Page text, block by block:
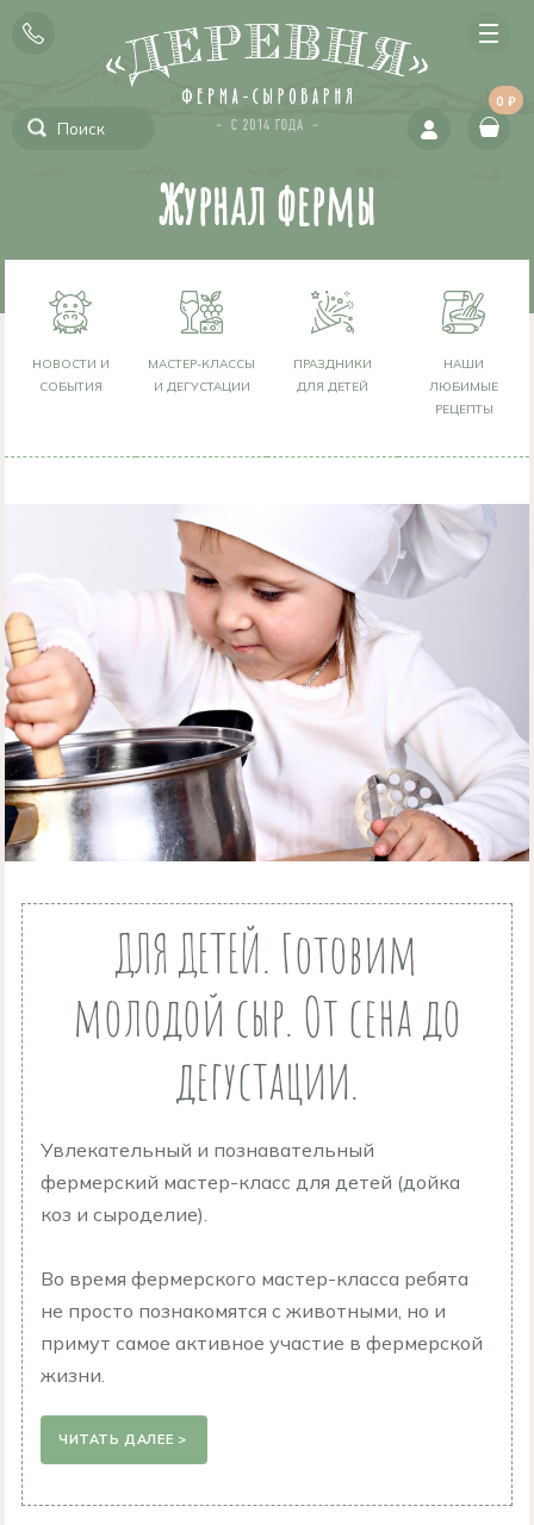
0 ₽
Журнал фермы
НОВОСТИ И
СОБЫТИЯ
МАСТЕР-КЛАССЫ
И ДЕГУСТАЦИИ
ПРАЗДНИКИ
ДЛЯ ДЕТЕЙ
НАШИ
ЛЮБИМЫЕ
РЕЦЕПТЫ
ДЛЯ ДЕТЕЙ. Готовим
молодой сыр. От сена до
дегустации.
Увлекательный и познавательный
фермерский мастер-класс для детей (дойка
коз и сыроделие).
Во время фермерского мастер-класса ребята
не просто познакомятся с животными, но и
примут самое активное участие в фермерской
жизни.
ЧИТАТЬ ДАЛЕЕ >